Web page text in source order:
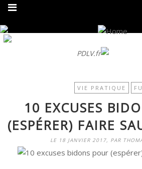
PDLV.fr
VIE PRATIQUE
10 EXCUSES
(ESPÉRER) FAIRE
LE 18 JANVIER 2017, PAR